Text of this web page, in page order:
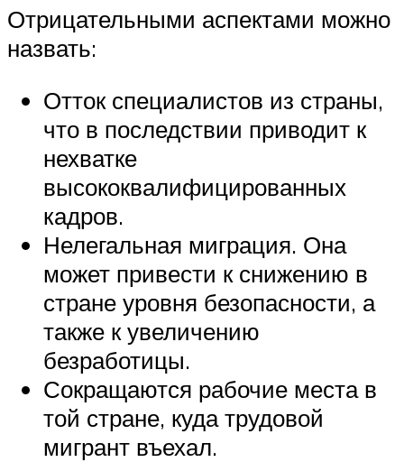
Отрицательными аспектами можно
назвать:
Отток специалистов из страны,
что в последствии приводит к
нехватке
высококвалифицированных
кадров.
Нелегальная миграция. Она
может привести к снижению в
стране уровня безопасности, а
также к увеличению
безработицы.
Сокращаются рабочие места в
той стране, куда трудовой
мигрант въехал.